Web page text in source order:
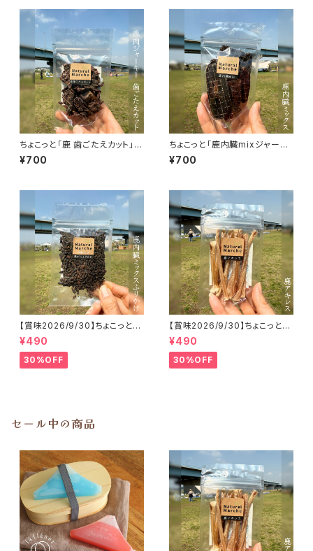
ちょこっと「鹿 歯ごたえカット」ジ
ビエ鹿 おやつ
¥700
ちょこっと「鹿内臓mixジャーキ
ー」ジビエ鹿 おやつ
¥700
【賞味2026/9/30】ちょこっと
「鹿内臓mixふりかけ」ジビエ鹿
おやつ
¥490
30%OFF
【賞味2026/9/30】ちょこっと
「鹿アキレス」ジビエ鹿 おやつ
¥490
30%OFF
セール中の商品